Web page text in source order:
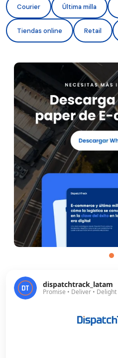
Courier Última milla
Tiendas online Retail
dispatchtrack_latam
Promise • Deliver • Delight